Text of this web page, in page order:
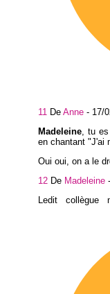
11 De Anne - 17/
Madeleine, tu es
en chantant "J'ai
Oui oui, on a le
12 De Madeleine -
Ledit